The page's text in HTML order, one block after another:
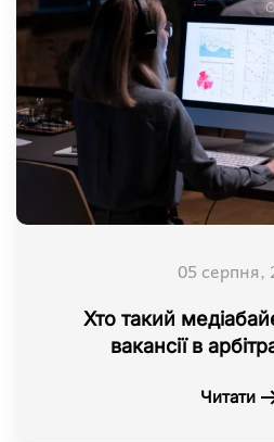
05 серпня,
Хто такий
вакансії в
Читати